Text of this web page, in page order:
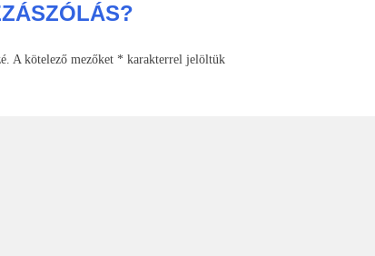
A kötelező mezőket * karakterrel jelöltük